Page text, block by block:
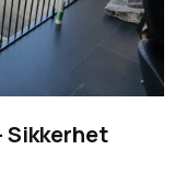
Sikkerhet